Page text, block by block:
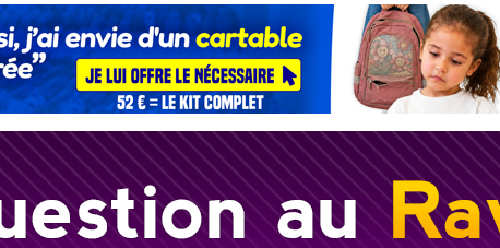
personnes viennent de nous rejoindre sur WhatsApp
3 personnes viennent de faire un don pour 5 jours de vacances aux Orphelins
vient de donner son Maasser
personnes viennent de demander une bénédiction
personnes viennent de nous rejoindre sur WhatsApp
30 personnes viennent de faire un don pour Sauvez la jambe de Yohan
Il reste 49 places pour étudier en groupe sur Zoom